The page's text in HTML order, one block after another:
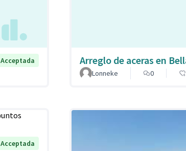
Acceptada
Arreglo de aceras en
Lonneke
0
Acceptada